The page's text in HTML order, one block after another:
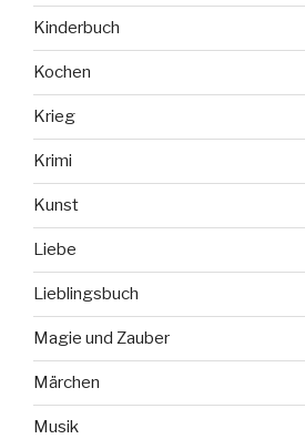
Kinderbuch
Kochen
Krieg
Krimi
Kunst
Liebe
Lieblingsbuch
Magie und Zauber
Märchen
Musik